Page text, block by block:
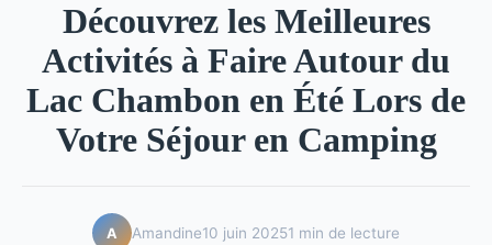
Découvrez les Meilleures
Activités à Faire Autour du
Lac Chambon en Été Lors de
Votre Séjour en Camping
A Amandine10 juin 20251 min de lecture